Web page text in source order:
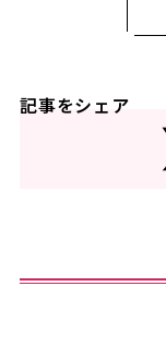
記事をシェア